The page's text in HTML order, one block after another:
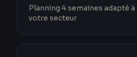
Planning 4 semaines adapté à
votre secteur